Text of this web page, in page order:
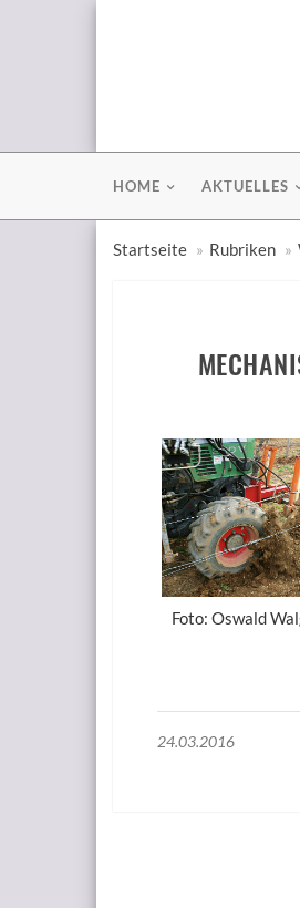
HOME AKTUELLES
Startseite Rubriken
Foto: Oswald
24.03.2016